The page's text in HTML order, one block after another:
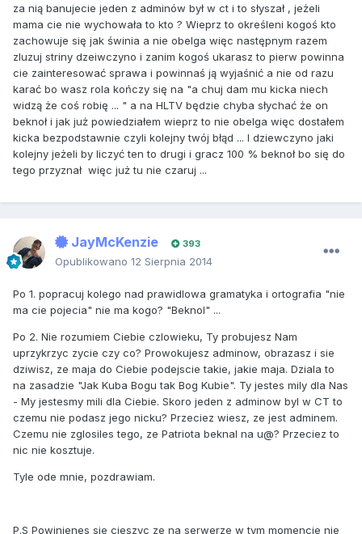
za nią banujecie jeden z adminów był w ct i to słyszał , jeżeli
mama cie nie wychowała to kto ? Wieprz to określeni kogoś kto
zachowuje się jak świnia a nie obelga więc następnym razem
zluzuj striny dzeiwczyno i zanim kogoś ukarasz to pierw powinna
cie zainteresować sprawa i powinnaś ją wyjaśnić a nie od razu
karać bo wasz rola kończy się na "a chuj dam mu kicka niech
widzą że coś robię ... " a na HLTV będzie chyba słychać że on
beknoł i jak już powiedziałem wieprz to nie obelga więc dostałem
kicka bezpodstawnie czyli kolejny twój błąd ... I dziewczyno jaki
kolejny jeżeli by liczyć ten to drugi i gracz 100 % beknoł bo się do
tego przyznał więc już tu nie czaruj ...
JayMcKenzie 393
Opublikowano 12 Sierpnia 2014
Po 1. popracuj kolego nad prawidlowa gramatyka i ortografia "nie
ma cie pojecia" nie ma kogo? "Beknol" ...
Po 2. Nie rozumiem Ciebie czlowieku, Ty probujesz Nam
uprzykrzyc zycie czy co? Prowokujesz adminow, obrazasz i sie
dziwisz, ze maja do Ciebie podejscie takie, jakie maja. Dziala to
na zasadzie "Jak Kuba Bogu tak Bog Kubie". Ty jestes mily dla Nas
- My jestesmy mili dla Ciebie. Skoro jeden z adminow byl w CT to
czemu nie podasz jego nicku? Przeciez wiesz, ze jest adminem.
Czemu nie zglosiles tego, ze Patriota beknal na u@? Przeciez to
nic nie kosztuje.
Tyle ode mnie, pozdrawiam.
P.S Powinienes sie cieszyc ze na serwerze w tym momencie nie